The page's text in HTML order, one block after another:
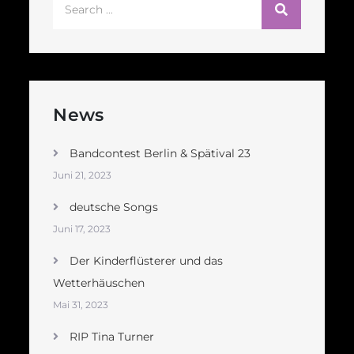
News
Bandcontest Berlin & Spätival 23
Juni 21, 2023
deutsche Songs
Juni 17, 2023
Der Kinderflüsterer und das
Wetterhäuschen
Mai 31, 2023
RIP Tina Turner